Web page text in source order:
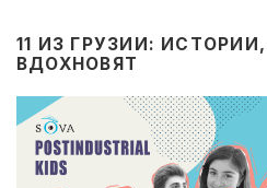
11 ИЗ ГРУЗИИ:
ВДОХНОВЯТ